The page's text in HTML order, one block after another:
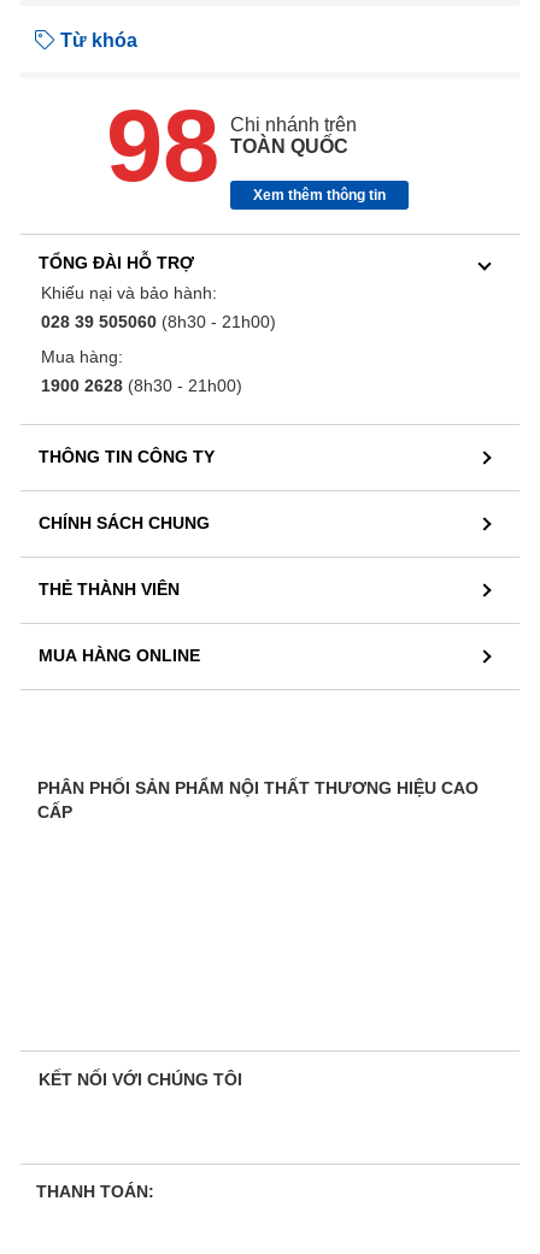
Từ khóa
98
Chi nhánh trên
TOÀN QUỐC
Xem thêm thông tin
TỔNG ĐÀI HỖ TRỢ
Khiếu nại và bảo hành:
028 39 505060 (8h30 - 21h00)
Mua hàng:
1900 2628 (8h30 - 21h00)
THÔNG TIN CÔNG TY
CHÍNH SÁCH CHUNG
THẺ THÀNH VIÊN
MUA HÀNG ONLINE
PHÂN PHỐI SẢN PHẨM NỘI THẤT THƯƠNG HIỆU CAO
CẤP
KẾT NỐI VỚI CHÚNG TÔI
THANH TOÁN: